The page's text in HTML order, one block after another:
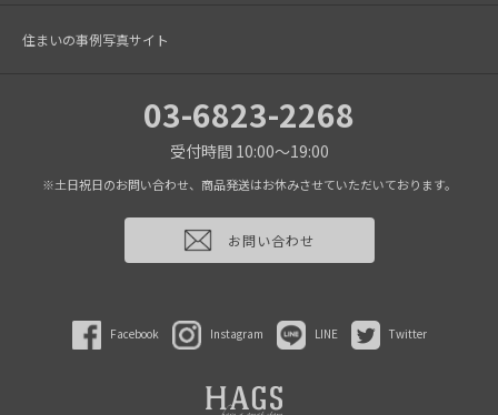
住まいの事例写真サイト
03-6823-2268
受付時間 10:00～19:00
※土日祝日のお問い合わせ、商品発送はお休みさせていただいております。
お問い合わせ
Facebook Instagram LINE Twitter